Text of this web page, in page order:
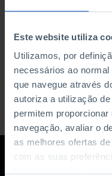
Este website utiliza
Utilizamos, por
necessários ao
que navegue através
autoriza a utilização
permitem
navegação, avaliar o
as melhores ofertas
com as suas